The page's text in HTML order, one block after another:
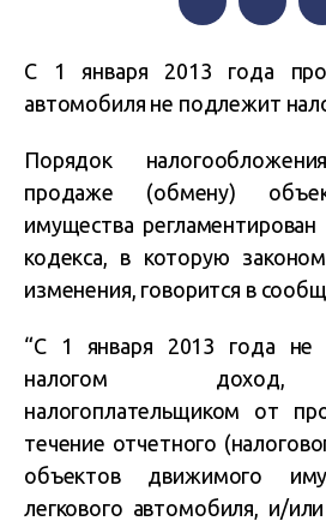
С 1 января 2013 года
автомобиля не подлежит
Порядок
продаже (обмену)
имущества регламентирован
кодекса, в которую
изменения, говорится в
“С 1 января 2013 года не
налогом доход,
налогоплательщиком от
течение отчетного
объектов движимого
легкового автомобиля, и/